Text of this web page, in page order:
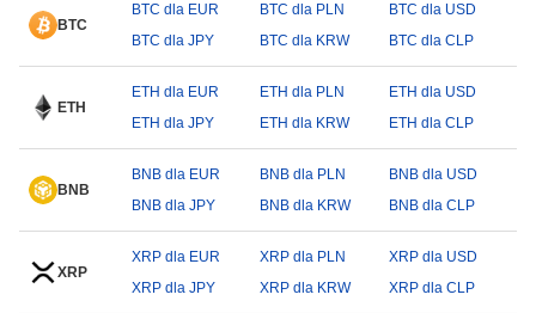
BTC
BTC dla EUR BTC dla PLN
BTC dla USD
BTC dla JPY
BTC dla KRW BTC dla CLP
ETH
ETH dla EUR ETH dla PLN
ETH dla USD
ETH dla JPY
ETH dla KRW ETH dla CLP
BNB
BNB dla EUR BNB dla PLN
BNB dla USD
BNB dla JPY
BNB dla KRW BNB dla CLP
XRP
XRP dla EUR XRP dla PLN
XRP dla USD
XRP dla JPY
XRP dla KRW XRP dla CLP